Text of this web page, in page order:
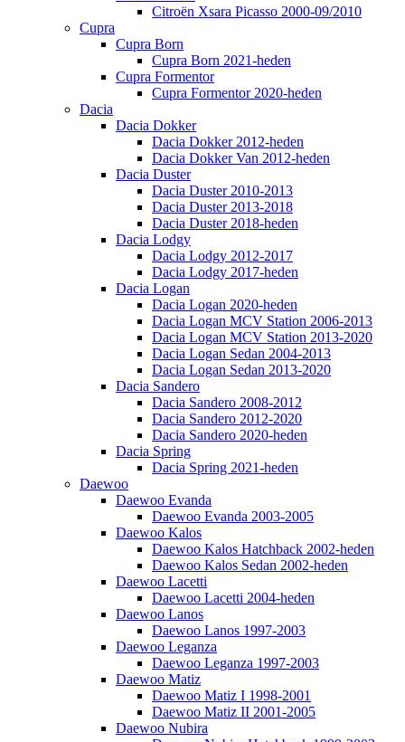
Citroën Xsara Picasso 2000-09/2010
Cupra
Cupra Born
Cupra Born 2021-heden
Cupra Formentor
Cupra Formentor 2020-heden
Dacia
Dacia Dokker
Dacia Dokker 2012-heden
Dacia Dokker Van 2012-heden
Dacia Duster
Dacia Duster 2010-2013
Dacia Duster 2013-2018
Dacia Duster 2018-heden
Dacia Lodgy
Dacia Lodgy 2012-2017
Dacia Lodgy 2017-heden
Dacia Logan
Dacia Logan 2020-heden
Dacia Logan MCV Station 2006-2013
Dacia Logan MCV Station 2013-2020
Dacia Logan Sedan 2004-2013
Dacia Logan Sedan 2013-2020
Dacia Sandero
Dacia Sandero 2008-2012
Dacia Sandero 2012-2020
Dacia Sandero 2020-heden
Dacia Spring
Dacia Spring 2021-heden
Daewoo
Daewoo Evanda
Daewoo Evanda 2003-2005
Daewoo Kalos
Daewoo Kalos Hatchback 2002-heden
Daewoo Kalos Sedan 2002-heden
Daewoo Lacetti
Daewoo Lacetti 2004-heden
Daewoo Lanos
Daewoo Lanos 1997-2003
Daewoo Leganza
Daewoo Leganza 1997-2003
Daewoo Matiz
Daewoo Matiz I 1998-2001
Daewoo Matiz II 2001-2005
Daewoo Nubira